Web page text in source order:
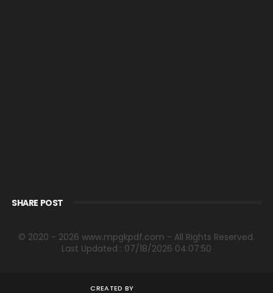
SHARE POST
© 2020 - 2026 www.mpgkpdf.com - All Rights Reserved.
Last Updated : 07/18/2026 04:07:50
CREATED BY